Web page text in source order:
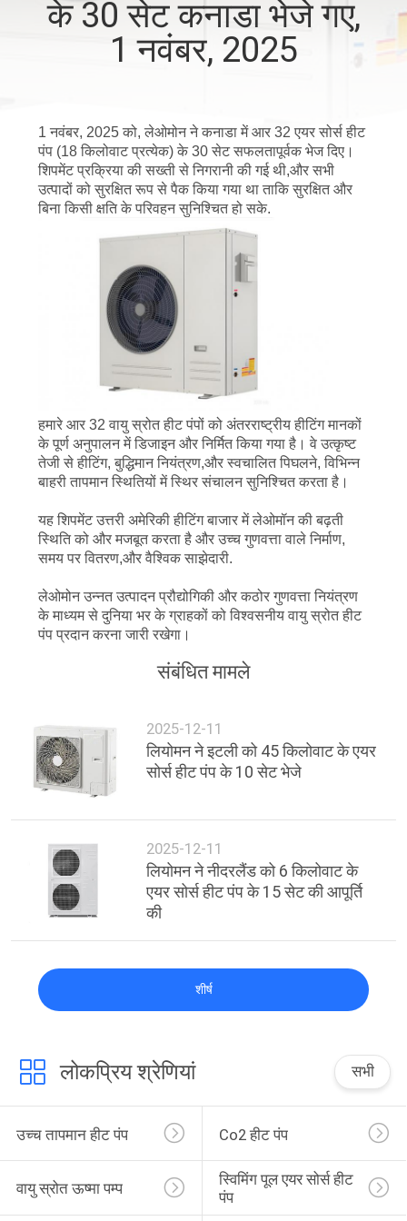
नियंत्रण
हमसे
उद्धरण
अनुरोध
साइटमैप
नीति
के 30 सेट कनाडा भेजे गए,
1 नवंबर, 2025
1 नवंबर, 2025 को, लेओमोन ने कनाडा में आर 32 एयर सोर्स हीट
पंप (18 किलोवाट प्रत्येक) के 30 सेट सफलतापूर्वक भेज दिए।
शिपमेंट प्रक्रिया की सख्ती से निगरानी की गई थी,और सभी
उत्पादों को सुरक्षित रूप से पैक किया गया था ताकि सुरक्षित और
बिना किसी क्षति के परिवहन सुनिश्चित हो सके.
हमारे आर 32 वायु स्रोत हीट पंपों को अंतरराष्ट्रीय हीटिंग मानकों
के पूर्ण अनुपालन में डिजाइन और निर्मित किया गया है। वे उत्कृष्ट
तेजी से हीटिंग, बुद्धिमान नियंत्रण,और स्वचालित पिघलने, विभिन्न
बाहरी तापमान स्थितियों में स्थिर संचालन सुनिश्चित करता है।
यह शिपमेंट उत्तरी अमेरिकी हीटिंग बाजार में लेओमॉन की बढ़ती
स्थिति को और मजबूत करता है और उच्च गुणवत्ता वाले निर्माण,
समय पर वितरण,और वैश्विक साझेदारी.
लेओमोन उन्नत उत्पादन प्रौद्योगिकी और कठोर गुणवत्ता नियंत्रण
के माध्यम से दुनिया भर के ग्राहकों को विश्वसनीय वायु स्रोत हीट
पंप प्रदान करना जारी रखेगा।
संबंधित मामले
2025-12-11
लियोमन ने इटली को 45 किलोवाट के एयर
सोर्स हीट पंप के 10 सेट भेजे
2025-12-11
लियोमन ने नीदरलैंड को 6 किलोवाट के
एयर सोर्स हीट पंप के 15 सेट की आपूर्ति
की
शीर्ष
लोकप्रिय श्रेणियां सभी
उच्च तापमान हीट पंप Co2 हीट पंप
वायु स्रोत ऊष्मा पम्प
स्विमिंग पूल एयर सोर्स हीट
पंप